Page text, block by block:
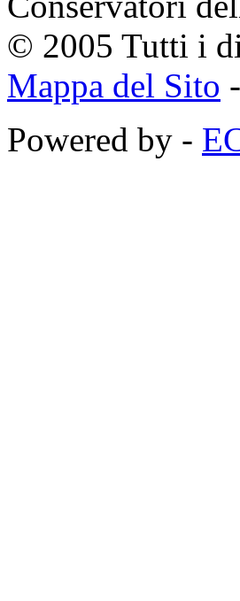
© 2005 Tutti i
Mappa del Sito -
Powered by -